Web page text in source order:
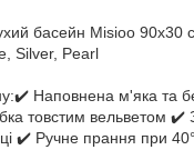
басейн Misioo 90х30
Silver, Pearl
Наповнена м'яка та
товстим вельветом ✔️
✔️ Ручне прання при